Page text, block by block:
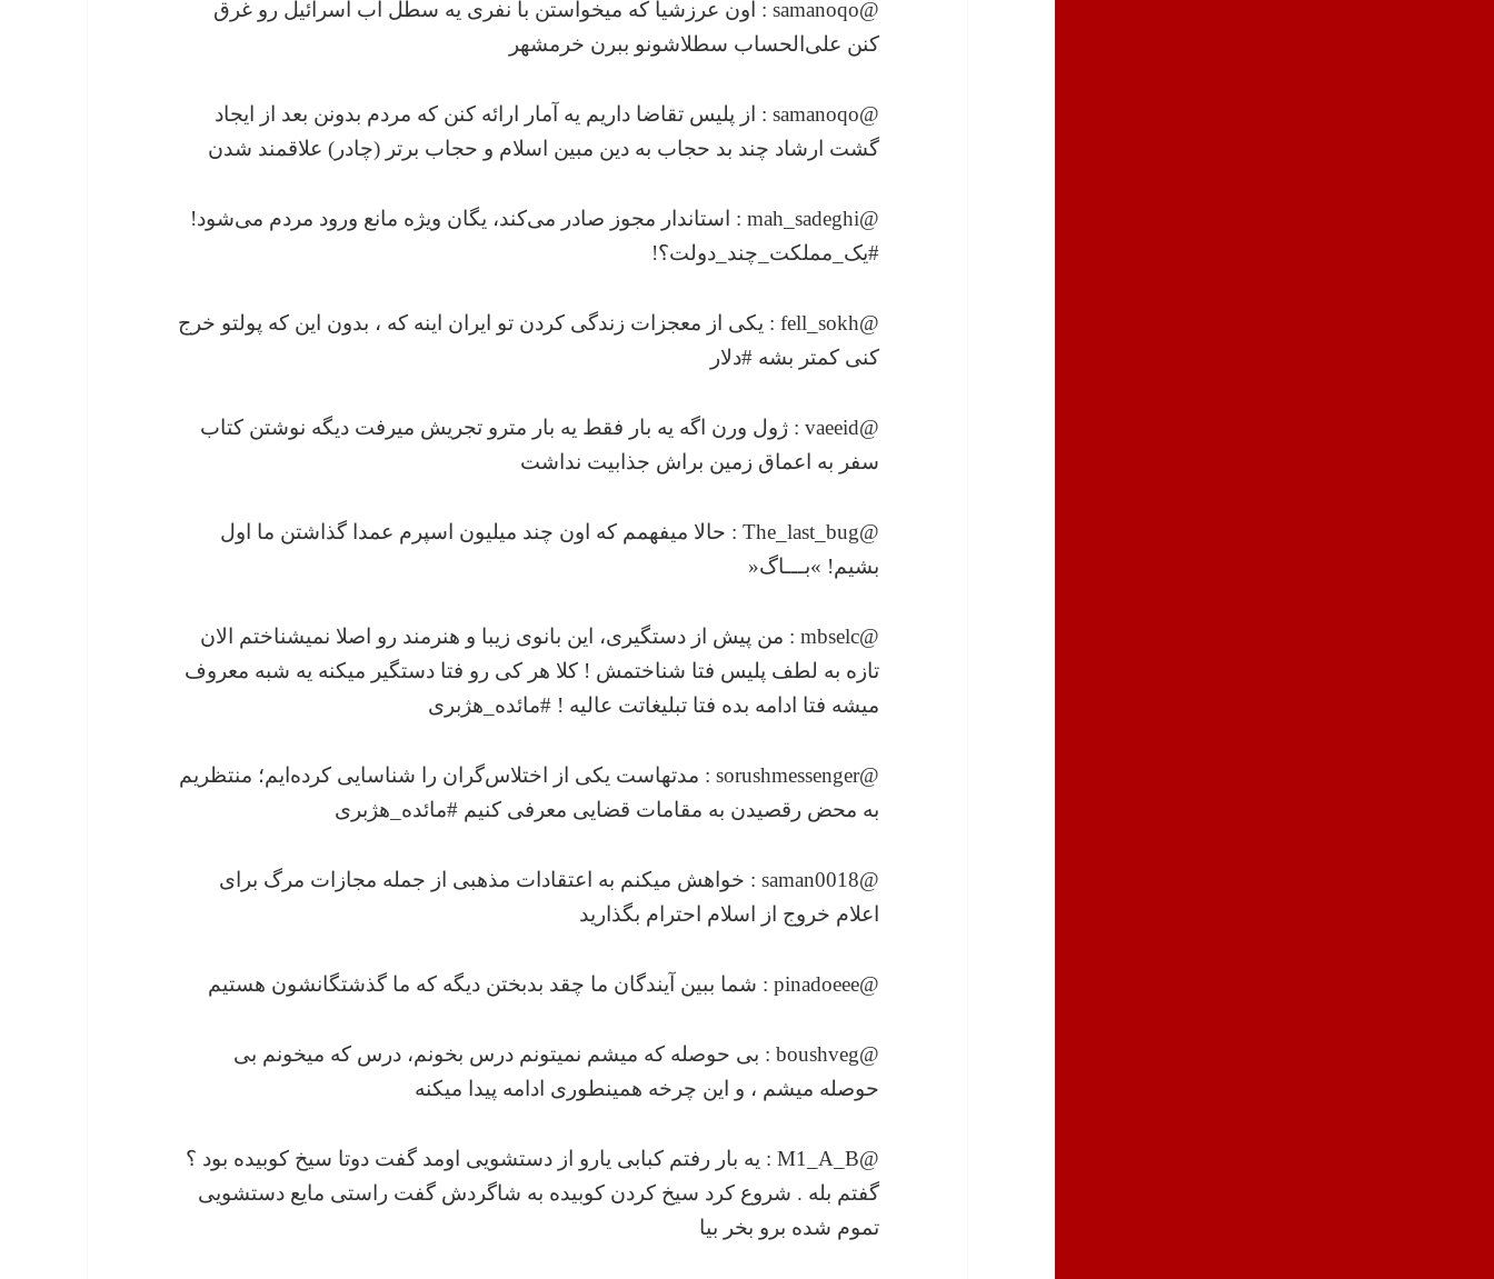
@samanoqo : اون عرزشیا که میخواستن با نفری یه سطل آب اسرائیل رو غرق
کنن علی‌الحساب سطلاشونو ببرن خرمشهر
@samanoqo : از پلیس تقاضا داریم یه آمار ارائه کنن که مردم بدونن بعد از ایجاد
گشت ارشاد چند بد حجاب به دین مبین اسلام و حجاب برتر (چادر) علاقمند شدن
@mah_sadeghi : استاندار مجوز صادر می‌کند، یگان ویژه مانع ورود مردم می‌شود!
#یک_مملکت_چند_دولت؟!
@fell_sokh : یکی از معجزات زندگی کردن تو ایران اینه که ، بدون این که پولتو خرج
کنی کمتر بشه #دلار
@vaeeid : ژول ورن اگه یه بار فقط یه بار مترو تجریش میرفت دیگه نوشتن کتاب
سفر به اعماق زمین براش جذابیت نداشت
@The_last_bug : حالا میفهمم که اون چند میلیون اسپرم عمدا گذاشتن ما اول
بشیم! »بـــاگ«
@mbselc : من پیش از دستگیری، این بانوی زیبا و هنرمند رو اصلا نمیشناختم الان
تازه به لطف پلیس فتا شناختمش ! کلا هر کی رو فتا دستگیر میکنه یه شبه معروف
میشه فتا ادامه بده فتا تبلیغاتت عالیه ! #مائده_هژبری
@sorushmessenger : مدتهاست یکی از اختلاس‌گران را شناسایی کرده‌ایم؛ منتظریم
به محض رقصیدن به مقامات قضایی معرفی کنیم #مائده_هژبری
@saman0018 : خواهش میکنم به اعتقادات مذهبی از جمله مجازات مرگ برای
اعلام خروج از اسلام احترام بگذارید
@pinadoeee : شما ببین آیندگان ما چقد بدبختن دیگه که ما گذشتگانشون هستیم
@boushveg : بی حوصله که میشم نمیتونم درس بخونم، درس که میخونم بی
حوصله میشم ، و این چرخه همینطوری ادامه پیدا میکنه
@M1_A_B : یه بار رفتم کبابی یارو از دستشویی اومد گفت دوتا سیخ کوبیده بود ؟‌
گفتم بله . شروع کرد سیخ کردن کوبیده به شاگردش گفت راستی مایع دستشویی
تموم شده برو بخر بیا